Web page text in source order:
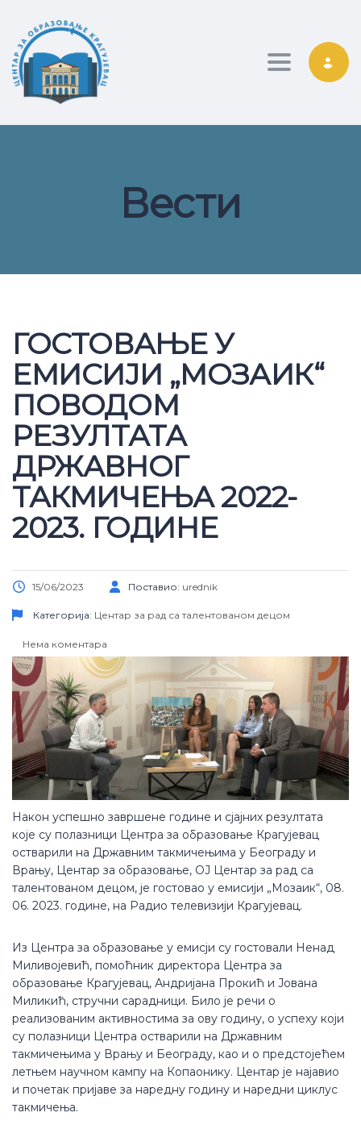
Toggle
Вести
ГОСТОВАЊЕ У
ЕМИСИЈИ „МОЗАИК“
ПОВОДОМ
РЕЗУЛТАТА
ДРЖАВНОГ
ТАКМИЧЕЊА 2022-
2023. ГОДИНЕ
15/06/2023 Поставио: urednik
Категорија: Центар за рад са талентованом децом
Нема коментара
Након успешно завршене године и сјајних резултата
које су полазници Центра за образовање Крагујевац
остварили на Државним такмичењима у Београду и
Врању, Центар за образовање, ОЈ Центар за рад са
талентованом децом, је гостовао у емисији „Мозаик“, 08.
06. 2023. године, на Радио телевизији Крагујевац.
Из Центра за образовање у емисји су гостовали Ненад
Миливојевић, помоћник директора Центра за
образовање Крагујевац, Андријана Прокић и Јована
Миликић, стручни сарадници. Било је речи о
реализованим активностима за ову годину, о успеху који
су полазници Центра остварили на Државним
такмичењима у Врању и Београду, као и о предстојећем
летњем научном кампу на Копаонику. Центар је најавио
и почетак пријаве за наредну годину и наредни циклус
такмичења.